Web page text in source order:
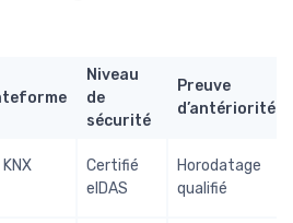
Niveau
de
sécurité
Preuve
d’antériorité
Certifié
eIDAS
Horodatage
qualifié